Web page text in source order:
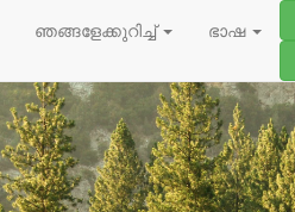
ഞങ്ങളേക്കുറിച്ച് ഭാഷ